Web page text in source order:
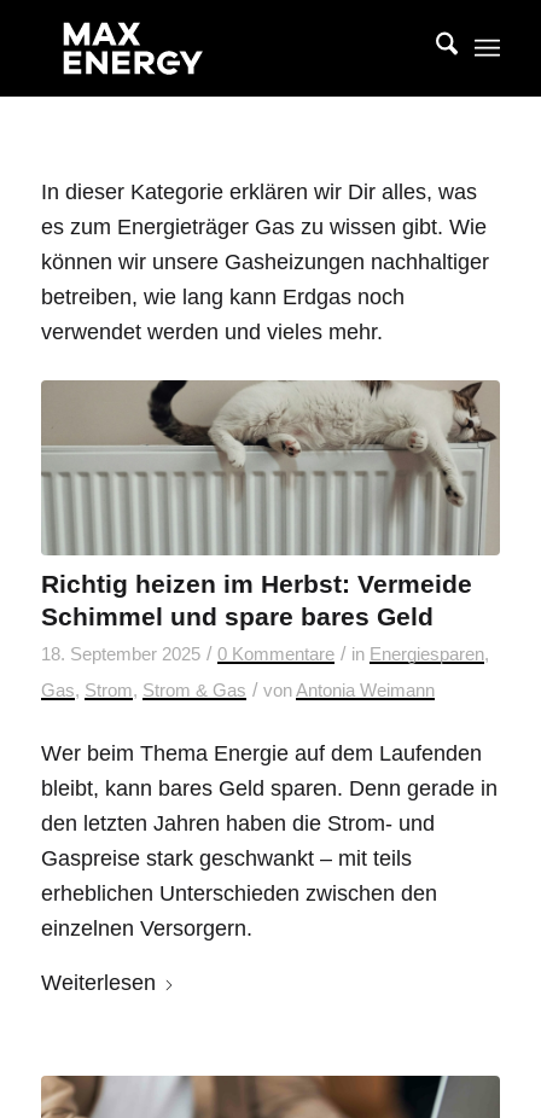
In dieser Kategorie erklären wir Dir alles, was
es zum Energieträger Gas zu wissen gibt. Wie
können wir unsere Gasheizungen nachhaltiger
betreiben, wie lang kann Erdgas noch
verwendet werden und vieles mehr.
Richtig heizen im Herbst: Vermeide
Schimmel und spare bares Geld
18. September 2025 / 0 Kommentare / in Energiesparen,
Gas, Strom, Strom & Gas / vonAntonia Weimann
Wer beim Thema Energie auf dem Laufenden
bleibt, kann bares Geld sparen. Denn gerade in
den letzten Jahren haben die Strom- und
Gaspreise stark geschwankt – mit teils
erheblichen Unterschieden zwischen den
einzelnen Versorgern.
Weiterlesen